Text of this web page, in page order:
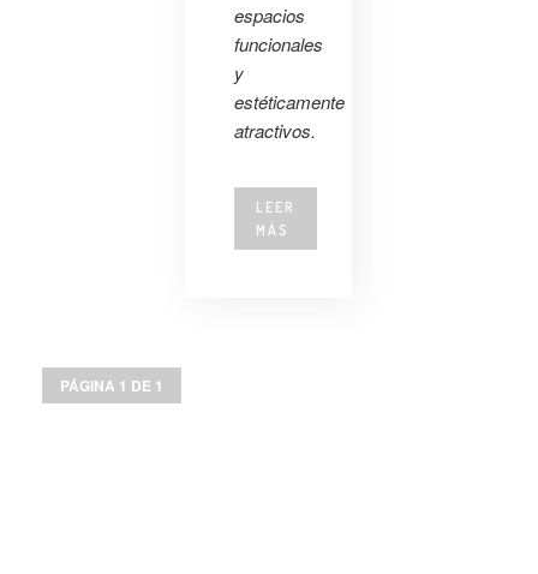
espacios
funcionales
y
estéticamente
atractivos.
LEER
MÁS
PÁGINA 1 DE 1